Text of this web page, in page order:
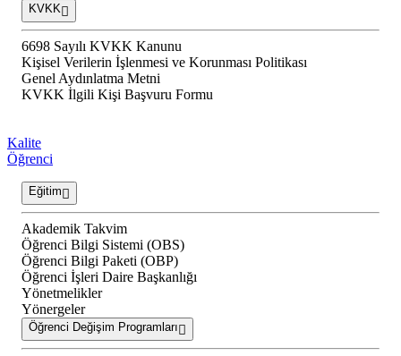
KVKK
6698 Sayılı KVKK Kanunu
Kişisel Verilerin İşlenmesi ve Korunması Politikası
Genel Aydınlatma Metni
KVKK İlgili Kişi Başvuru Formu
Kalite
Öğrenci
Eğitim
Akademik Takvim
Öğrenci Bilgi Sistemi (OBS)
Öğrenci Bilgi Paketi (OBP)
Öğrenci İşleri Daire Başkanlığı
Yönetmelikler
Yönergeler
Öğrenci Değişim Programları